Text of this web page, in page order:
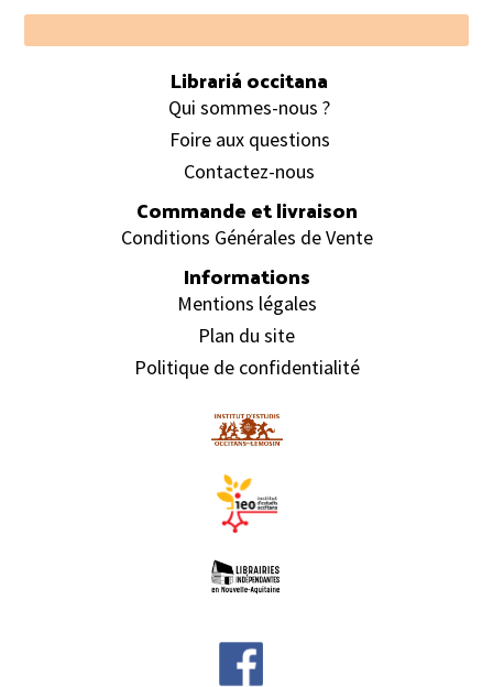
Footer
Librariá occitana
Qui sommes-nous ?
Foire aux questions
Contactez-nous
Commande et livraison
Conditions Générales de Vente
Informations
Mentions légales
Plan du site
Politique de confidentialité